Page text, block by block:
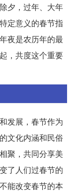
夕，过年、大年
定意义的春节指
夜是农历年的最
，共度这个重要
发展，春节作为
文化内涵和民俗
聚，共同分享美
了人们过春节的
能改变春节的本